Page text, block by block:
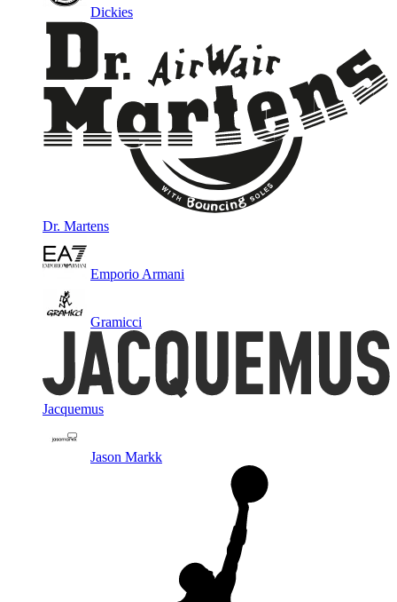
Dickies
Dr. Martens
Emporio Armani
Gramicci
Jacquemus
Jason Markk